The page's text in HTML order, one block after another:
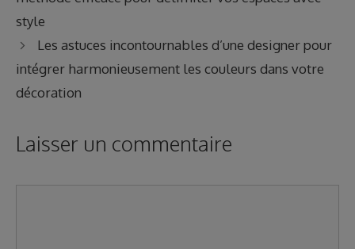
style
Les astuces incontournables d’une designer pour
intégrer harmonieusement les couleurs dans votre
décoration
Laisser un commentaire